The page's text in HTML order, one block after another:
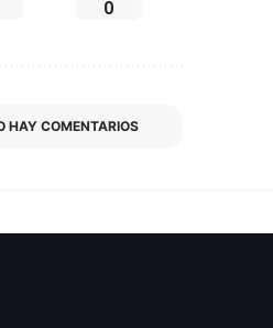
0
HAY COMENTARIOS